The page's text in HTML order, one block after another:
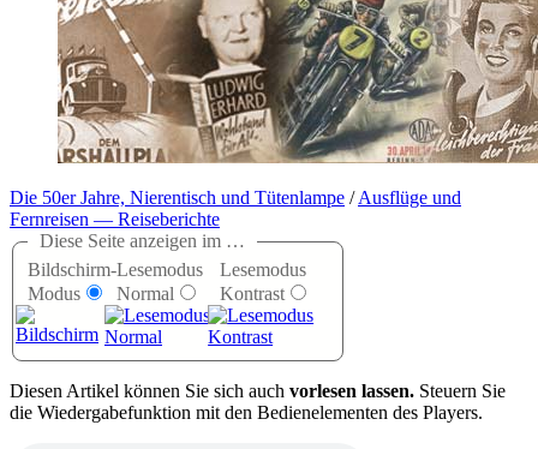
Die 50er Jahre, Nierentisch und Tütenlampe /Ausflüge und
Fernreisen — Reiseberichte
Diese Seite anzeigen im …
Bildschirm-
Modus
Lesemodus
Normal
Lesemodus
Kontrast
Diesen Artikel können Sie sich auch vorlesen lassen. Steuern Sie
die Wiedergabefunktion mit den Bedienelementen des Players.